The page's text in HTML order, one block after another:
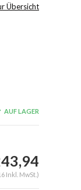
Übersicht
AUF LAGER
Inkl. MwSt.)